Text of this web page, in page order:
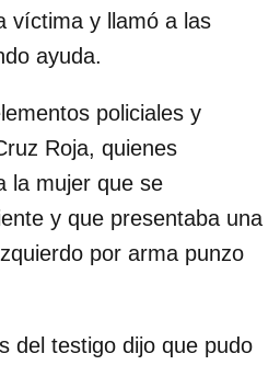
víctima y llamó a las
ayuda.
policiales y
Roja, quienes
la mujer que se
y que presentaba una
por arma punzo
del testigo dijo que pudo